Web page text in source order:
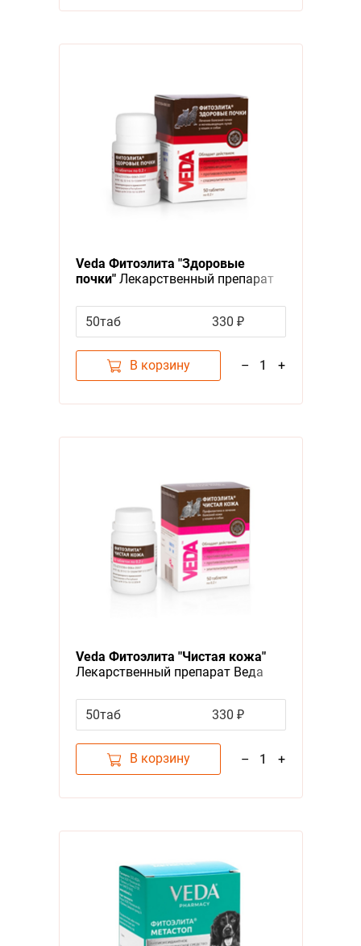
Veda Фитоэлита "Здоровые
почки"Лекарственный препарат
болезней почек и мочевыводящих
путей
50таб 330 ₽
В корзину – 1 +
Veda Фитоэлита "Чистая кожа"
Лекарственный препарат Веда
болезней кожи и шерсти
50таб 330 ₽
В корзину – 1 +